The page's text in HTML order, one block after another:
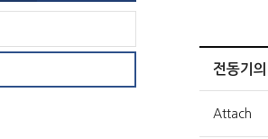
전동기
Attach